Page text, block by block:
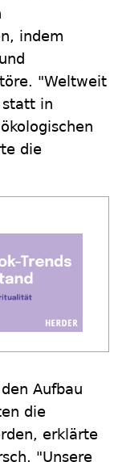
indem
"Weltweit
statt in
die
Aufbau
die
erklärte
"Unsere